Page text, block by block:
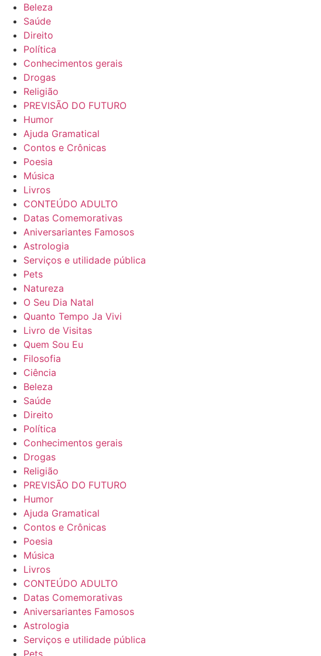
Beleza
Saúde
Direito
Política
Conhecimentos gerais
Drogas
Religião
PREVISÃO DO FUTURO
Humor
Ajuda Gramatical
Contos e Crônicas
Poesia
Música
Livros
CONTEÚDO ADULTO
Datas Comemorativas
Aniversariantes Famosos
Astrologia
Serviços e utilidade pública
Pets
Natureza
O Seu Dia Natal
Quanto Tempo Ja Vivi
Livro de Visitas
Quem Sou Eu
Filosofia
Ciência
Beleza
Saúde
Direito
Política
Conhecimentos gerais
Drogas
Religião
PREVISÃO DO FUTURO
Humor
Ajuda Gramatical
Contos e Crônicas
Poesia
Música
Livros
CONTEÚDO ADULTO
Datas Comemorativas
Aniversariantes Famosos
Astrologia
Serviços e utilidade pública